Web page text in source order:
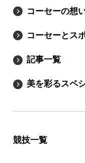
コーセーの想
コーセーとス
記事一覧
美を彩るスペ
競技一覧